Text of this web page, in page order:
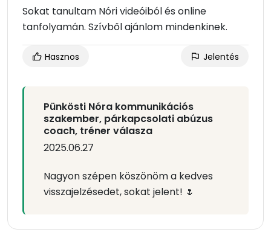
Sokat tanultam Nóri videóiból és online
tanfolyamán. Szívből ajánlom mindenkinek.
Hasznos Jelentés
Pünkösti Nóra kommunikációs
szakember, párkapcsolati abúzus
coach, tréner válasza
2025.06.27
Nagyon szépen köszönöm a kedves
visszajelzésedet, sokat jelent! 🌷